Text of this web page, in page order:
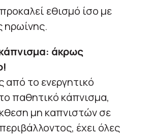
εθισμό ίσο με
ηρωίνης.
άκρως
από το ενεργητικό
παθητικό κάπνισμα,
μη καπνιστών σε
έχει όλες